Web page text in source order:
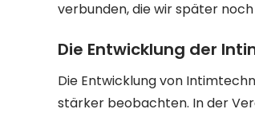
verbunden, die wir später
Die Entwicklung der
Die Entwicklung von
stärker beobachten. In der